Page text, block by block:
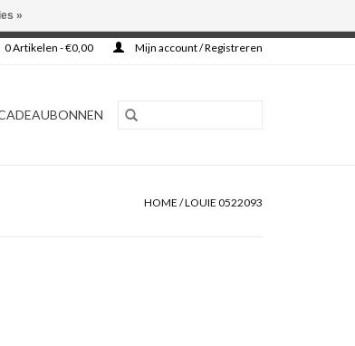
0 Artikelen - €0,00 Mijn account / Registreren
HOME /LOUIE 0522093
»